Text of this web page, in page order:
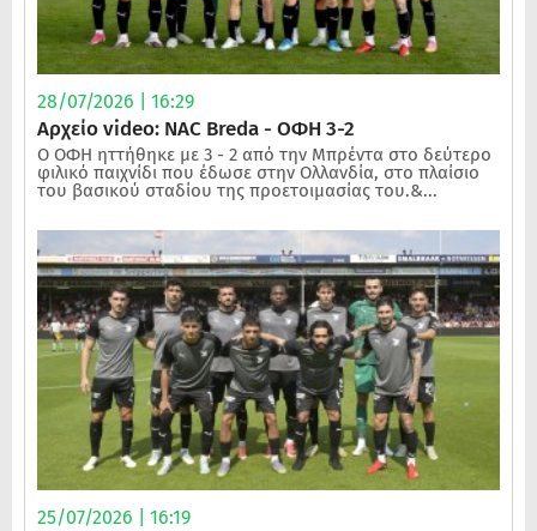
28/07/2026 | 16:29
Αρχείο video: NAC Breda - ΟΦΗ 3-2
Ο ΟΦΗ ηττήθηκε με 3 - 2 από την Μπρέντα στο δεύτερο
φιλικό παιχνίδι που έδωσε στην Ολλανδία, στο πλαίσιο
του βασικού σταδίου της προετοιμασίας του.&...
25/07/2026 | 16:19